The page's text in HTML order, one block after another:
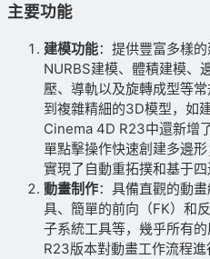
主要功能
建模功能：提供豐富多樣
NURBS建模、體積建模、
壓、導軌以及旋轉成型等
到複雜精細的3D模型，如
Cinema 4D R23中還新增
單點擊操作快速創建多邊
實現了自動重拓撲和基于四
動畫制作：具備直觀的動
具、簡單的前向（FK）和
子系統工具等，幾乎所有
R23版本對動畫工作流程